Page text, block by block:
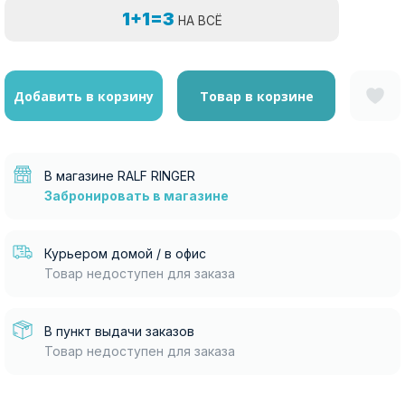
1+1=3 НА ВСЁ
Добавить в корзину Товар в корзине
В магазине RALF RINGER
Забронировать в магазине
Курьером домой / в офис
Товар недоступен для заказа
В пункт выдачи заказов
Товар недоступен для заказа